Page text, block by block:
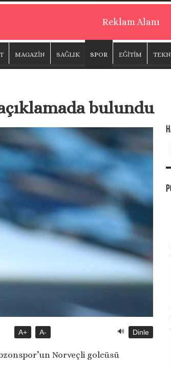
Reklam Alanı
MAGAZİN SAĞLIK SPOR EĞİTİM
bulundu
A+ A- 🔊 Dinle
Norveçli golcüsü